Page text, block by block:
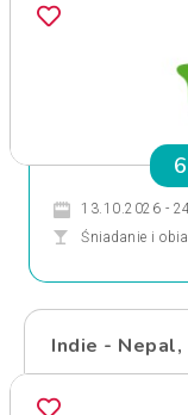
13.10.2026 -
Śniadanie i
Indie - Nepal,